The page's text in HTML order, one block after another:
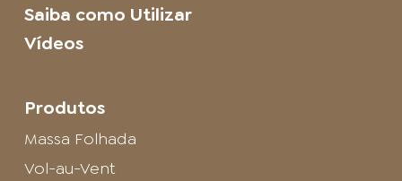
Saiba como Utilizar
Vídeos
Produtos
Massa Folhada
Vol-au-Vent